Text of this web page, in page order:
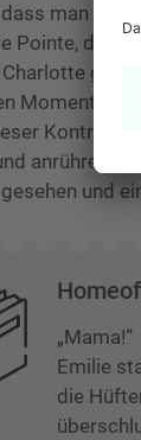
man als
Pointe, die
geht
Moment von
anrührend.
und
„Mama!“
Emilie
die